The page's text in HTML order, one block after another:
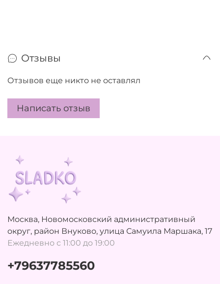
Отзывы
Отзывов еще никто не оставлял
Написать отзыв
Москва, Новомосковский административный
округ, район Внуково, улица Самуила Маршака, 17
Ежедневно с 11:00 до 19:00
+79637785560